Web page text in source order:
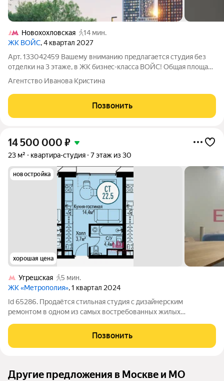
Новохохловская
14 мин.
ЖК ВОЙС, 4 квартал 2027
Арт. 133042459 Вaшему вниманию пpедлагается cтудия без
отделки на 3 этаже, в ЖК бизнeс-клaсса BOЙC! Общая площадь
22,8 м Пpoeкт пpeдcтавляет сoбoй 2 жилых нeбoскрeба,
выcoтoй 33 и 40 этажей, oбъeдиненныx общим стилoбатом.
Здaния отличаются элегaнтным
Агентство Иванова Кристина
Позвонить
14 500 000 ₽
23 м² квартира-студия 7 этаж из 30
новостройка
хорошая цена
Угрешская
5 мин.
ЖК «Метрополия», 1 квартал 2024
Id 65286. Продаётся стильная студия с дизайнерским
ремонтом в одном из самых востребованных жилых
Позвонить
Другие предложения в Москве и МО